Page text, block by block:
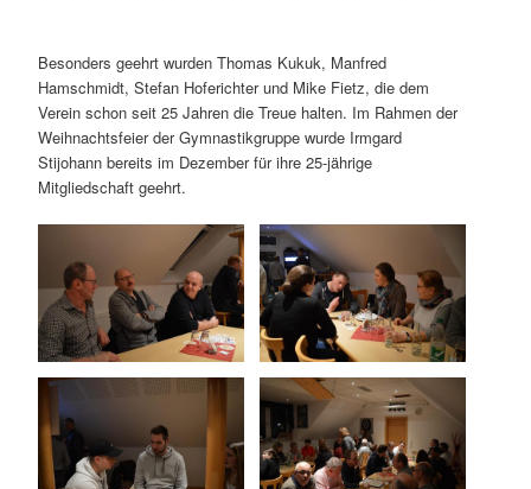
Besonders geehrt wurden Thomas Kukuk, Manfred
Hamschmidt, Stefan Hoferichter und Mike Fietz, die dem
Verein schon seit 25 Jahren die Treue halten. Im Rahmen der
Weihnachtsfeier der Gymnastikgruppe wurde Irmgard
Stijohann bereits im Dezember für ihre 25-jährige
Mitgliedschaft geehrt.